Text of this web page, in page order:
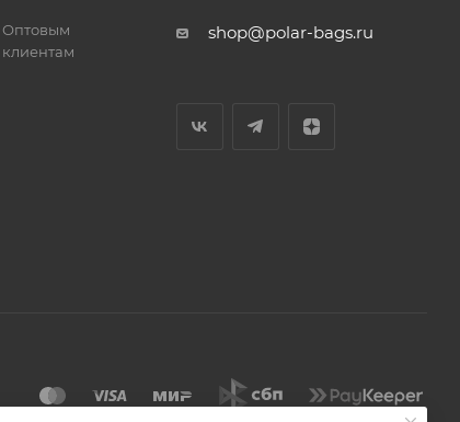
Оптовым
клиентам
shop@polar-bags.ru